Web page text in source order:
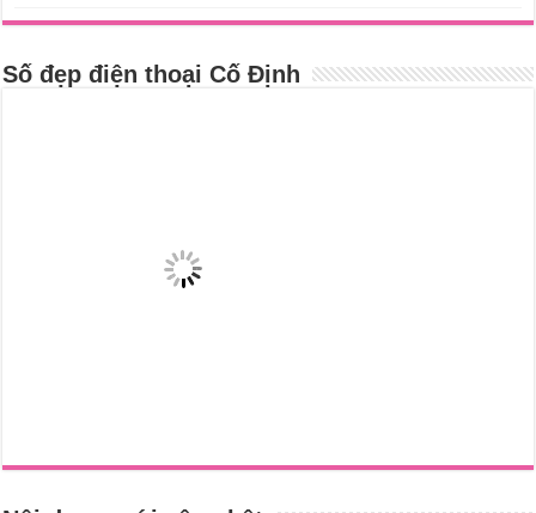
Số đẹp điện thoại Cố Định